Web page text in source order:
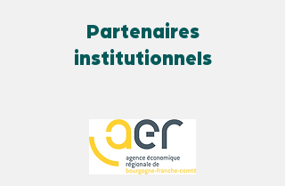
Partenaires
institutionnels